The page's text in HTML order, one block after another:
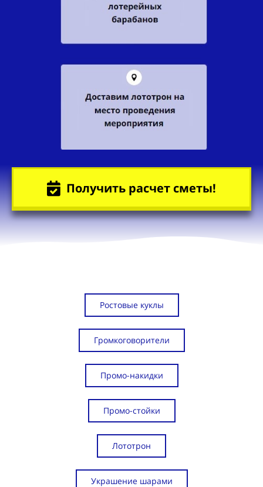
Получить расчет сметы!
Ростовые куклы
Громкоговорители
Промо-накидки
Промо-стойки
Лототрон
Украшение шарами